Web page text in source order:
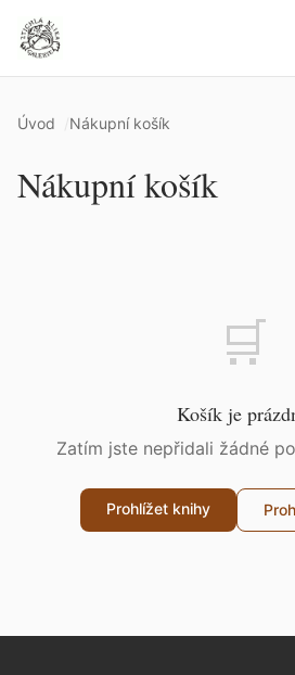
Úvod Nákupní košík
Nákupní košík
🛒
Košík je
Zatím jste nepřidali žádné
Prohlížet knihy